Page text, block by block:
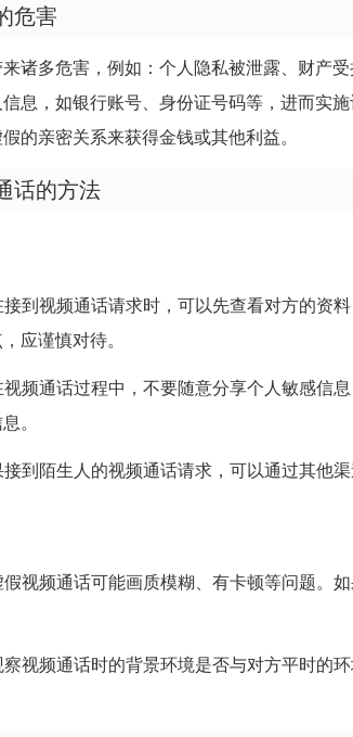
危害
诸多危害，例如：个人隐私被泄露、财产
息，如银行账号、身份证号码等，进而实
的亲密关系来获得金钱或其他利益。
话的方法
到视频通话请求时，可以先查看对方的资
应谨慎对待。
频通话过程中，不要随意分享个人敏感信
。
到陌生人的视频通话请求，可以通过其他
视频通话可能画质模糊、有卡顿等问题。
视频通话时的背景环境是否与对方平时的